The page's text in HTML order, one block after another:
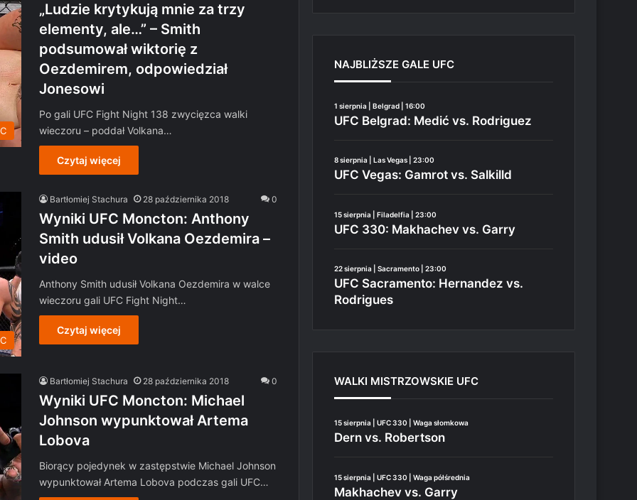
„Ludzie krytykują mnie za trzy
elementy, ale…” – Smith
podsumował wiktorię z
Oezdemirem, odpowiedział
Jonesowi
Po gali UFC Fight Night 138 zwycięzca walki
wieczoru – poddał Volkana…
Czytaj więcej
Bartłomiej Stachura 28 października 2018 0
Wyniki UFC Moncton: Anthony
Smith udusił Volkana Oezdemira –
video
Anthony Smith udusił Volkana Oezdemira w walce
wieczoru gali UFC Fight Night…
Czytaj więcej
Bartłomiej Stachura 28 października 2018 0
Wyniki UFC Moncton: Michael
Johnson wypunktował Artema
Lobova
Biorący pojedynek w zastępstwie Michael Johnson
wypunktował Artema Lobova podczas gali UFC…
NAJBLIŻSZE GALE UFC
1 sierpnia | Belgrad | 16:00
UFC Belgrad: Medić vs. Rodriguez
8 sierpnia | Las Vegas | 23:00
UFC Vegas: Gamrot vs. Salkilld
15 sierpnia | Filadelfia | 23:00
UFC 330: Makhachev vs. Garry
22 sierpnia | Sacramento | 23:00
UFC Sacramento: Hernandez vs.
Rodrigues
WALKI MISTRZOWSKIE UFC
15 sierpnia | UFC 330 | Waga słomkowa
Dern vs. Robertson
15 sierpnia | UFC 330 | Waga półśrednia
Makhachev vs. Garry